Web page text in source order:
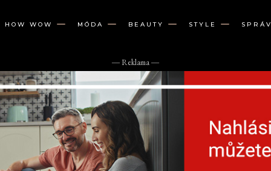
HOW WOW MÓDA BEAUTY STYLE
― Reklama ―